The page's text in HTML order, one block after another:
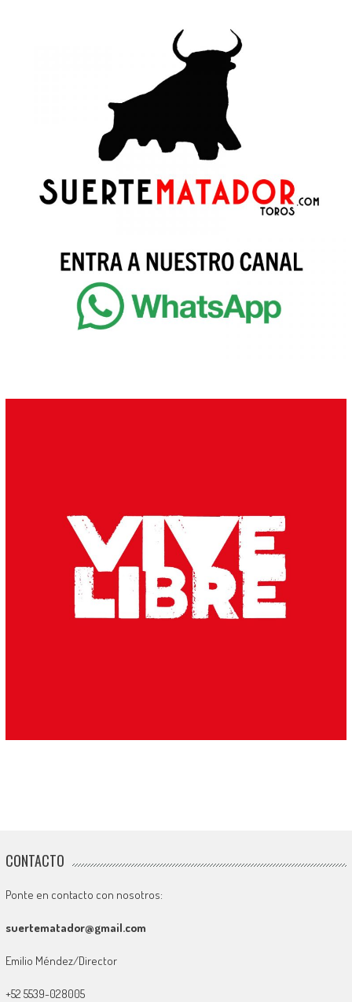
CONTACTO
Ponte en contacto con nosotros:
suertematador@gmail.com
Emilio Méndez/Director
+52 5539-028005